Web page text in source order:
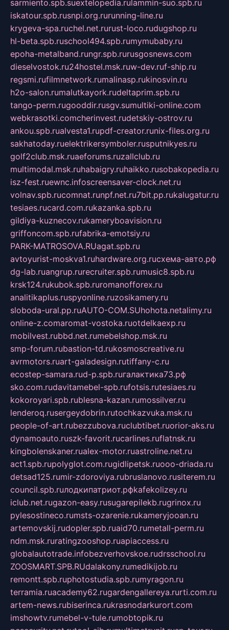
sarmiento.spb.suextelopedia.rulammin-suo.spb.ru
iskatour.spb.rusnpi.org.rurunning-line.ru
krygeva-spa.ruchel.net.rurust-loco.rudugshop.ru
hl-beta.spb.ruschool494.spb.rumymubaby.ru
epoha-metalband.rungr.spb.rurusgosnews.com
dieselvostok.ru24hostel.msk.ruw-dev.ruf-ship.ru
regsmi.rufilmnetwork.rumalinasp.rukinosvin.ru
h2o-salon.rumalutkayork.rudeltaprim.spb.ru
tango-perm.rugooddir.rusgv.sumultiki-online.com
webkrasotki.comcherinvest.rudetskiy-ostrov.ru
ankou.spb.rualvesta1.rupdf-creator.runix-files.org.ru
sakhatoday.ruelektrikersymboler.rusputnikyes.ru
golf2club.msk.ruaeforums.ruzallclub.ru
multimodal.msk.ruhabaigry.ruhaikko.rusobakopedia.ru
isz-fest.ruewnc.infoscreensaver-clock.net.ru
volnav.spb.rucomnat.runpf.net.ru7bit.pp.rukalugatur.ru
tesiaes.rucard.com.rukazanka.spb.ru
gildiya-kuznecov.rukameryboavision.ru
griffoncom.spb.rufabrika-emotsiy.ru
PARK-MATROSOVA.RUagat.spb.ru
avtoyurist-moskva1.ruhardware.org.ruсхема-авто.рф
dg-lab.ruangrup.rurecruiter.spb.rumusic8.spb.ru
krsk124.rukubok.spb.ruromanofforex.ru
analitikaplus.ruspyonline.ruzosikamery.ru
sloboda-ural.pp.ruAUTO-COM.SUhohota.netalimy.ru
online-z.comaromat-vostoka.ruotdelkaexp.ru
mobilvest.rubbd.net.rumebelshop.msk.ru
smp-forum.rubastion-td.rukosmoscreative.ru
avrmotors.ruart-galadesign.rutiffany-c.ru
ecostep-samara.rud-p.spb.ruгалактика73.рф
sko.com.rudavitamebel-spb.rufotsis.rutesiaes.ru
kokoroyari.spb.rublesna-kazan.rumossilver.ru
lenderoq.rusergeydobrin.rutochkazvuka.msk.ru
people-of-art.rubezzubova.ruclubtibet.ruorior-aks.ru
dynamoauto.ruszk-favorit.rucarlines.ruflatnsk.ru
kingbolenskaner.rualex-motor.ruastroline.net.ru
act1.spb.rupolyglot.com.rugidlipetsk.ruooo-driada.ru
detsad125.rumir-zdoroviya.rubruslanovo.rusiterem.ru
council.spb.ruлодкипатриот.рфkafekolizey.ru
iclub.net.rugazon-easy.rusugarepilekb.rugrinox.ru
pylesostineco.rumsts-ozarenie.rukameryjooan.ru
artemovskij.rudopler.spb.ruaid70.rumetall-perm.ru
ndm.msk.ruratingzooshop.ruapiaccess.ru
globalautotrade.infobezverhovskoe.rudrsschool.ru
ZOOSMART.SPB.RUdalakony.rumedikijob.ru
remontt.spb.ruphotostudia.spb.rumyragon.ru
terramia.ruacademy62.rugardengallereya.rurti.com.ru
artem-news.rubiserinca.rukrasnodarkurort.com
imshowtv.rumebel-v-tule.rumobtopik.ru